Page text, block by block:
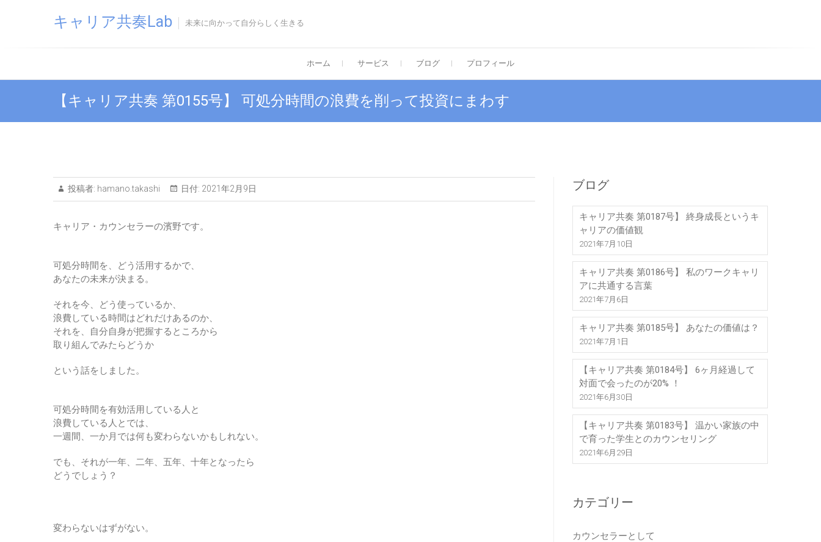
キャリア共奏Lab 未来に向かって自分らしく生きる
ホーム サービス ブログ プロフィール
【キャリア共奏 第0155号】 可処分時間の浪費を削って投資にまわす
投稿者: hamano.takashi 日付: 2021年2月9日
キャリア・カウンセラーの濱野です。
可処分時間を、どう活用するかで、
あなたの未来が決まる。
それを今、どう使っているか、
浪費している時間はどれだけあるのか、
それを、自分自身が把握するところから
取り組んでみたらどうか
という話をしました。
可処分時間を有効活用している人と
浪費している人とでは、
一週間、一か月では何も変わらないかもしれない。
でも、それが一年、二年、五年、十年となったら
どうでしょう？
変わらないはずがない。
ブログ
キャリア共奏 第0187号】 終身成長というキ
ャリアの価値観
2021年7月10日
キャリア共奏 第0186号】 私のワークキャリ
アに共通する言葉
2021年7月6日
キャリア共奏 第0185号】 あなたの価値は？
2021年7月1日
【キャリア共奏 第0184号】 6ヶ月経過して
対面で会ったのが20% ！
2021年6月30日
【キャリア共奏 第0183号】 温かい家族の中
で育った学生とのカウンセリング
2021年6月29日
カテゴリー
カウンセラーとして